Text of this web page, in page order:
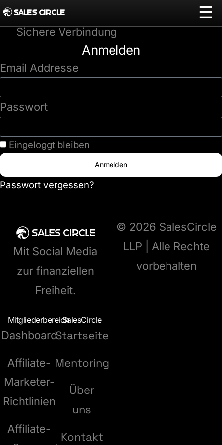
SALES CIRCLE ☰
Sichere Verbindung
Anmelden
Email Addresse
Passwort
Eingeloggt bleiben
Anmelden
Passwort vergessen?
Mit Social Media
zur finanziellen
Freiheit.
Mitgliederbereich
Dashboard
Affiliate-
Marketer-
Richtlinien
Affiliate-
SalesCircle
Startseite
Mentoring
Über
uns
Kontakt
© 2026 SalesCircle
LLP | Alle Rechte
vorbehalten